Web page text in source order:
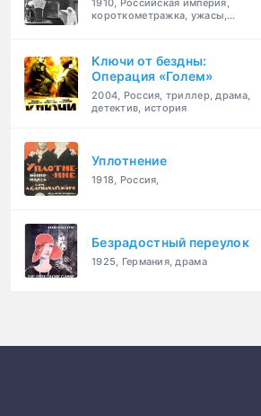
короткометражка, ужасы,
Ключи от бездны:
Операция «Голем»
2004, Россия, триллер, драма,
детектив, история
Уплотнение
1918, Россия,
Безрадостный переулок
1925, Германия, драма